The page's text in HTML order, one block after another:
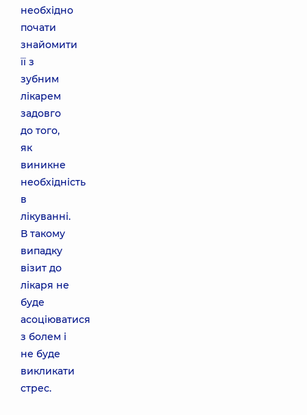
необхідно
почати
знайомити
її з
зубним
лікарем
задовго
до того,
як
виникне
необхідність
в
лікуванні.
В такому
випадку
візит до
лікаря не
буде
асоціюватися
з болем і
не буде
викликати
стрес.